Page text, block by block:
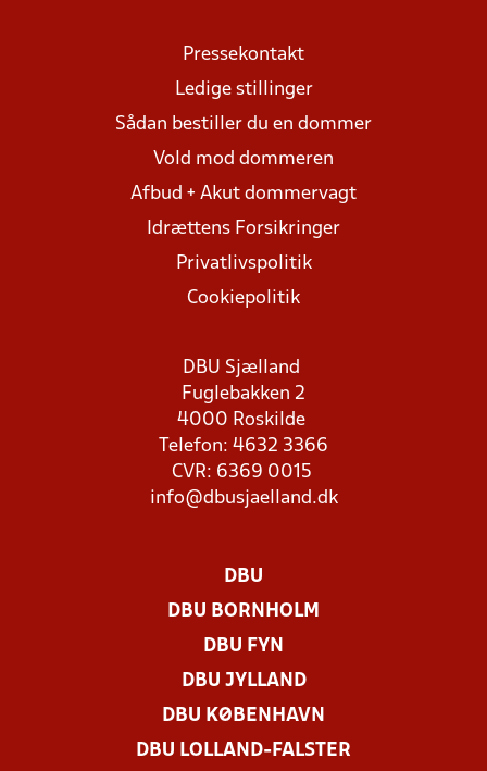
Pressekontakt
Ledige stillinger
Sådan bestiller du en dommer
Vold mod dommeren
Afbud + Akut dommervagt
Idrættens Forsikringer
Privatlivspolitik
Cookiepolitik
DBU Sjælland
Fuglebakken 2
4000 Roskilde
Telefon: 4632 3366
CVR: 6369 0015
info@dbusjaelland.dk
DBU
DBU BORNHOLM
DBU FYN
DBU JYLLAND
DBU KØBENHAVN
DBU LOLLAND-FALSTER